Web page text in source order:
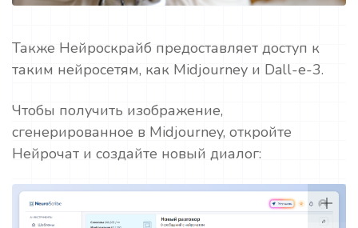
Также Нейроскрайб предоставляет доступ к
таким нейросетям, как Midjourney и Dall-e-3.
Чтобы получить изображение,
сгенерированное в Midjourney, откройте
Нейрочат и создайте новый диалог: